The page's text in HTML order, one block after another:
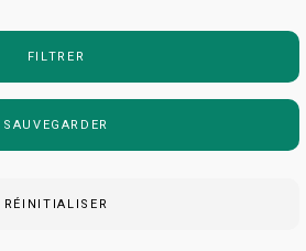
FILTRER
SAUVEGARDER
RÉINITIALISER